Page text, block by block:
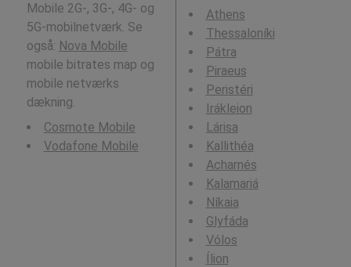
Mobile 2G-, 3G-, 4G- og
5G-mobilnetværk. Se
også: Nova Mobile
mobile bitrates map og
mobile netværks
dækning.
Cosmote Mobile
Vodafone Mobile
Athens
Thessaloníki
Pátra
Piraeus
Peristéri
Irákleion
Lárisa
Kallithéa
Acharnés
Kalamariá
Níkaia
Glyfáda
Vólos
Ílion